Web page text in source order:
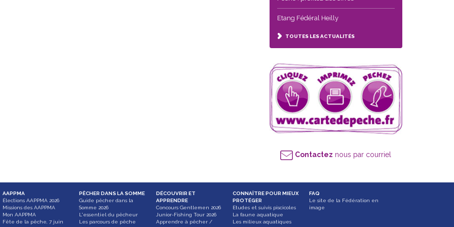
Etang Fédéral Heilly
TOUTES LES ACTUALITÉS
Contactez nous par courriel
AAPPMA
Élections AAPPMA 2026
Missions des AAPPMA
Mon AAPPMA
Fête de la pêche, 7 juin
PÊCHER DANS LA SOMME
Guide pêcher dans la
Somme 2026
L'essentiel du pêcheur
Les parcours de pêche
DÉCOUVRIR ET
APPRENDRE
Concours Gentlemen 2026
Junior-Fishing Tour 2026
Apprendre à pêcher /
CONNAÎTRE POUR MIEUX
PROTÉGER
Etudes et suivis piscicoles
La faune aquatique
Les milieux aquatiques
FAQ
Le site de la Fédération en
image